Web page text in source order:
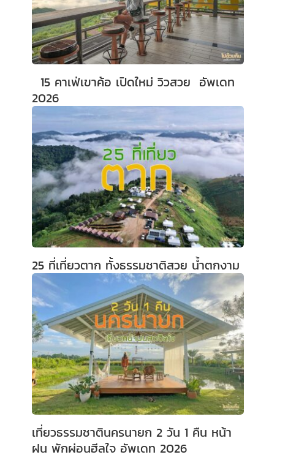
15 คาเฟ่เขาค้อ เปิดใหม่ วิวสวย อัพเดท
2026
25 ที่เที่ยวตาก ทั้งธรรมชาติสวย น้ำตกงาม
เที่ยวธรรมชาตินครนายก 2 วัน 1 คืน หน้า
ฝน พักผ่อนฮีลใจ อัพเดท 2026